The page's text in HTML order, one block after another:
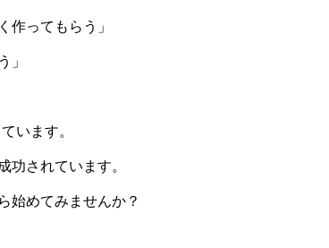
作ってもらう」
」
います。
功されています。
始めてみませんか？